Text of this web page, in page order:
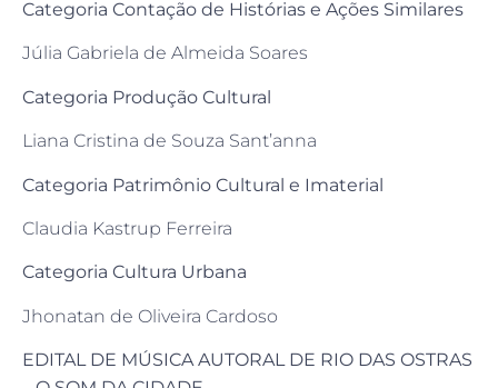
Categoria Contação de Histórias e Ações Similares
Júlia Gabriela de Almeida Soares
Categoria Produção Cultural
Liana Cristina de Souza Sant’anna
Categoria Patrimônio Cultural e Imaterial
Claudia Kastrup Ferreira
Categoria Cultura Urbana
Jhonatan de Oliveira Cardoso
EDITAL DE MÚSICA AUTORAL DE RIO DAS OSTRAS